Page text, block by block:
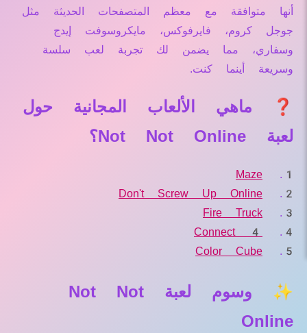
أنها متوافقة مع معظم المتصفحات الحديثة مثل
جوجل كروم، فايرفوكس، مايكروسوفت إيدج
وسفاري، مما يضمن لك تجربة لعب سلسة
وسريعة أينما كنت.
❓ ماهي الألعاب المجانية حول
لعبة Not Not Online؟
Maze
Don't Screw Up Online
Fire Truck
Connect 4
Color Cube
✨ وسوم لعبة Not Not
Online